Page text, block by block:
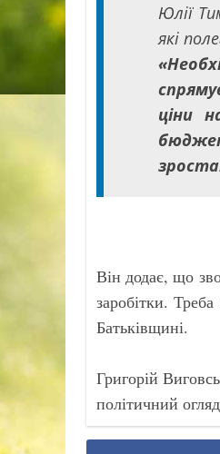
Юлії
які
ціни
Він додає, що
заробітки.
Батьківщині.
Григорій
політичний